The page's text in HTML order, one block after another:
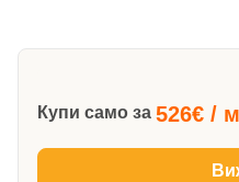
Купи само за 526€ /